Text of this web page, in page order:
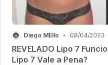
Diego MEllo • 08/04/2023
REVELADO Lipo 7
Lipo 7 Vale a Pena?